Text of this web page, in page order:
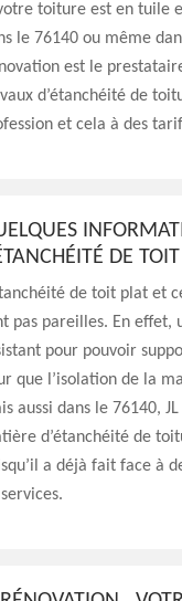
toiture est en tuile
le 76140 ou même
est le
d’étanchéité de
et cela à des
DE
de toit plat et
pas pareilles. En
pour pouvoir
que l’isolation de la
aussi dans le 76140,
d’étanchéité de
a déjà fait face à